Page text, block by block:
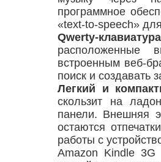
программное
«text-to-speech»
Qwerty-клавиатура
расположенные
встроенным веб-
поиск и создавать
Легкий и
скользит на
панели. Внешняя
остаются
работы с
Amazon Kindle